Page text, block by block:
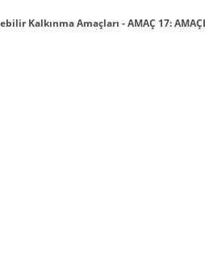
Kalkınma Amaçları - AMAÇ 17: